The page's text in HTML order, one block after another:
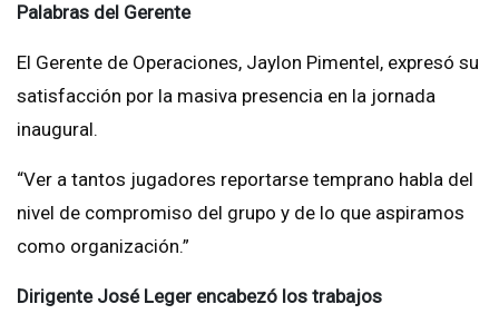
Palabras del Gerente
El Gerente de Operaciones, Jaylon Pimentel, expresó su
satisfacción por la masiva presencia en la jornada
inaugural.
“Ver a tantos jugadores reportarse temprano habla del
nivel de compromiso del grupo y de lo que aspiramos
como organización.”
Dirigente José Leger encabezó los trabajos